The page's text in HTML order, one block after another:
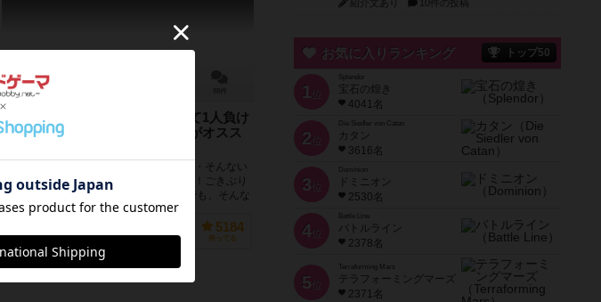
2～6人
きも～いカードを押し付け合って1人負け
を決める！仲良い友達と遊ぶのがオスス
ゴキブリ、クモ、ネズミ、カメムシ・・・そんない
や～な動物達を、相手に押し付けるっ！！ごきぶり
ポーカーはそんなボードゲームです。 でも、そんな
きも～いカード、どうやって押...
5184
持ってる
紹介文あり 10件の投稿
お気に入りランキング トップ50
1 位
宝石の煌き
4041名
2 位
Die Siedler von Catan
カタン
3616名
3 位
ドミニオン
2530名
4位
Battle Line
バトルライン
2378名
5 位
Terraforming Mars
テラフォーミングマーズ
2371名